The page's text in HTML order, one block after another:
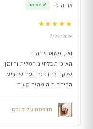
אריה פ. ✔ מאומת
★★★★★
7/22/2026
ואו, פשוט מדהים
האיכות בלתי נורמלית והזמן
שלקח להדפסה ועד שהגיע
הביתה היה מהיר מעוד
הדפסה על קנבס